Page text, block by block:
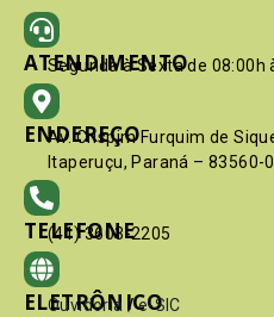
ATENDIMENTO
Segunda à Sexta de 08:00h
ENDEREÇO
Av. Crispim Furquim de
Itaperuçu, Paraná – 83560-
TELEFONE
(41) 3603-2205
ELETRÔNICO
Ouvidoria / e-SIC